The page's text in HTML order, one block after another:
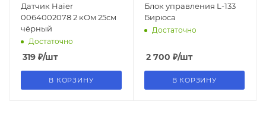
Датчик Haier
0064002078 2 кОм 25см
чёрный
Достаточно
319 ₽/шт
В КОРЗИНУ
Блок управления L-133
Бирюса
Достаточно
2 700 ₽/шт
В КОРЗИНУ